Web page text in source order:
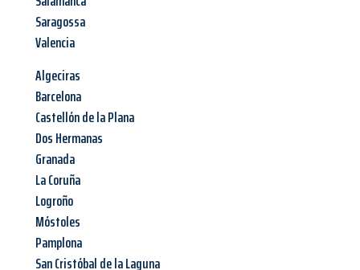
Saragossa
Valencia
Algeciras
Barcelona
Castellón de la Plana
Dos Hermanas
Granada
La Coruña
Logroño
Móstoles
Pamplona
San Cristóbal de la Laguna